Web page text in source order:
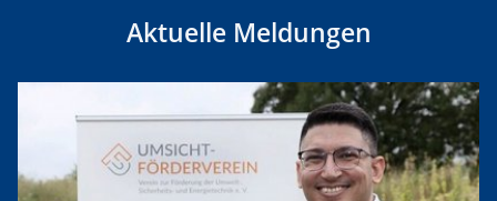
Aktuelle Meldungen